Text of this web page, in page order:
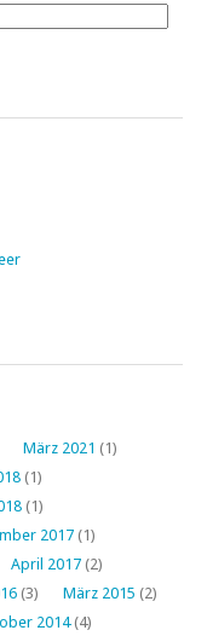
März 2021 (1)
(1)
(1)
2017 (1)
April 2017 (2)
(3) März 2015 (2)
2014(4)